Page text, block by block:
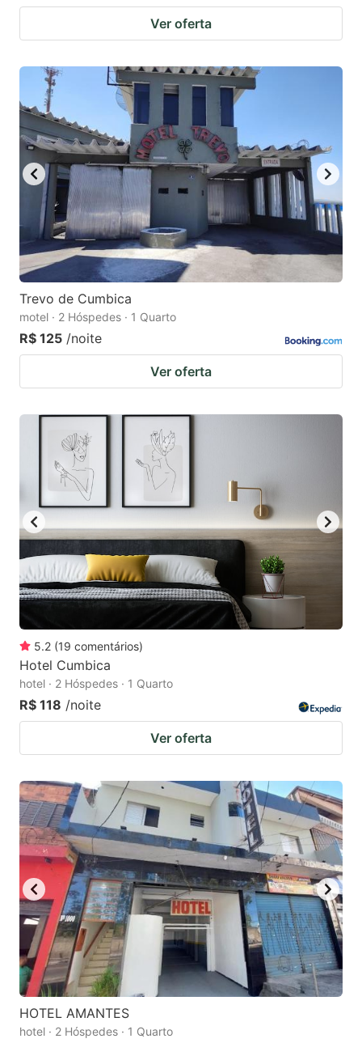
Ver oferta
Trevo de Cumbica
motel · 2 Hóspedes · 1 Quarto
R$ 125 /noite
Ver oferta
5.2 (19 comentários)
Hotel Cumbica
hotel · 2 Hóspedes · 1 Quarto
R$ 118 /noite
Ver oferta
HOTEL AMANTES
hotel · 2 Hóspedes · 1 Quarto